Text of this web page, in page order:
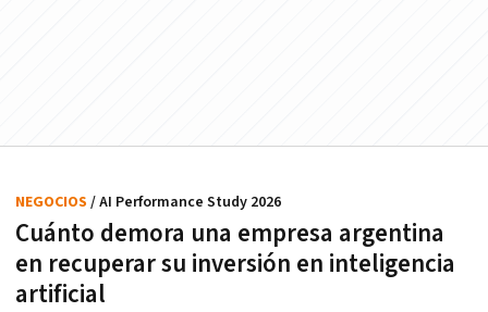
Cuánto demora una empresa argentina
en recuperar su inversión en inteligencia
artificial
NEGOCIOS / AI Performance Study 2026